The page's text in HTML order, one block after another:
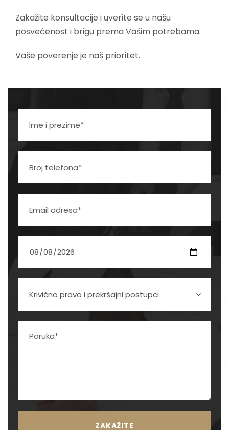
Zakažite konsultacije i uverite se u našu
posvećenost i brigu prema Vašim potrebama.
Vaše poverenje je naš prioritet.